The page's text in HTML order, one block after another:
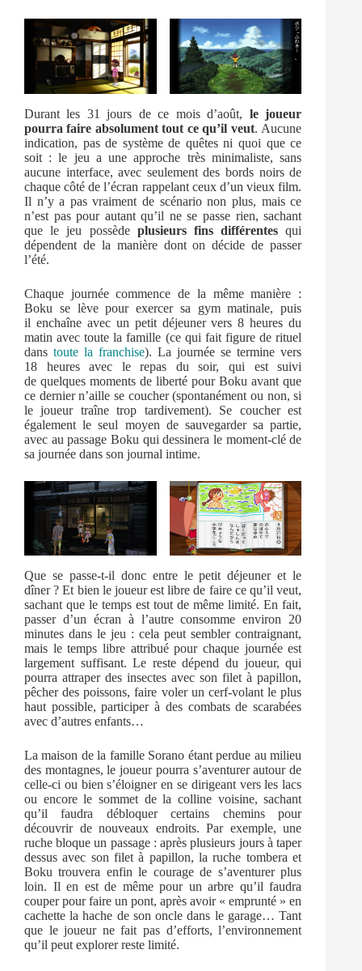
Durant les 31 jours de ce mois d’août, le joueur
pourra faire absolument tout ce qu’il veut. Aucune
indication, pas de système de quêtes ni quoi que ce
soit : le jeu a une approche très minimaliste, sans
aucune interface, avec seulement des bords noirs de
chaque côté de l’écran rappelant ceux d’un vieux film.
Il n’y a pas vraiment de scénario non plus, mais ce
n’est pas pour autant qu’il ne se passe rien, sachant
que le jeu possède plusieurs fins différentes qui
dépendent de la manière dont on décide de passer
l’été.
Chaque journée commence de la même manière :
Boku se lève pour exercer sa gym matinale, puis
il enchaîne avec un petit déjeuner vers 8 heures du
matin avec toute la famille (ce qui fait figure de rituel
danstoute la franchise). La journée se termine vers
18 heures avec le repas du soir, qui est suivi
de quelques moments de liberté pour Boku avant que
ce dernier n’aille se coucher (spontanément ou non, si
le joueur traîne trop tardivement). Se coucher est
également le seul moyen de sauvegarder sa partie,
avec au passage Boku qui dessinera le moment-clé de
sa journée dans son journal intime.
Que se passe-t-il donc entre le petit déjeuner et le
dîner ? Et bien le joueur est libre de faire ce qu’il veut,
sachant que le temps est tout de même limité. En fait,
passer d’un écran à l’autre consomme environ 20
minutes dans le jeu : cela peut sembler contraignant,
mais le temps libre attribué pour chaque journée est
largement suffisant. Le reste dépend du joueur, qui
pourra attraper des insectes avec son filet à papillon,
pêcher des poissons, faire voler un cerf-volant le plus
haut possible, participer à des combats de scarabées
avec d’autres enfants…
La maison de la famille Sorano étant perdue au milieu
des montagnes, le joueur pourra s’aventurer autour de
celle-ci ou bien s’éloigner en se dirigeant vers les lacs
ou encore le sommet de la colline voisine, sachant
qu’il faudra débloquer certains chemins pour
découvrir de nouveaux endroits. Par exemple, une
ruche bloque un passage : après plusieurs jours à taper
dessus avec son filet à papillon, la ruche tombera et
Boku trouvera enfin le courage de s’aventurer plus
loin. Il en est de même pour un arbre qu’il faudra
couper pour faire un pont, après avoir « emprunté » en
cachette la hache de son oncle dans le garage… Tant
que le joueur ne fait pas d’efforts, l’environnement
qu’il peut explorer reste limité.